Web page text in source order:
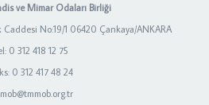
ve Mimar Odaları Birliği
No:19/1 06420 Çankaya/ANKARA
0 312 418 12 75
0 312 417 48 24